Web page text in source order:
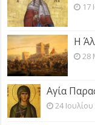
17
Η
28
Αγία
24